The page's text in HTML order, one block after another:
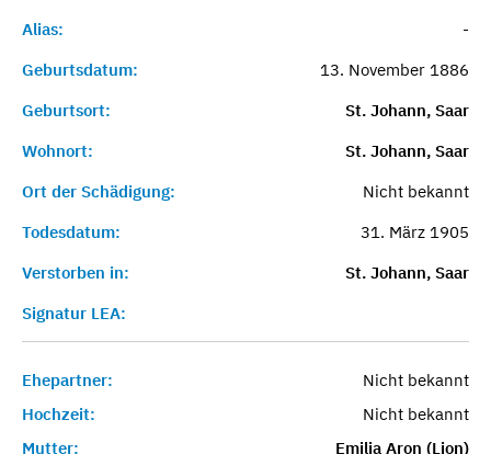
Alias:
-
Geburtsdatum:
13. November 1886
Geburtsort:
St. Johann, Saar
Wohnort:
St. Johann, Saar
Ort der Schädigung:
Nicht bekannt
Todesdatum:
31. März 1905
Verstorben in:
St. Johann, Saar
Signatur LEA:
Ehepartner:
Nicht bekannt
Hochzeit:
Nicht bekannt
Mutter:
Emilia Aron (Lion)